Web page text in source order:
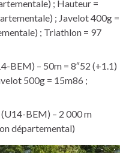
; Hauteur =
; Javelot 400g =
; Triathlon = 97
BEM) – 50m = 8″52 (+1.1)
500g = 15m86 ;
BEM) – 2 000 m
départemental)